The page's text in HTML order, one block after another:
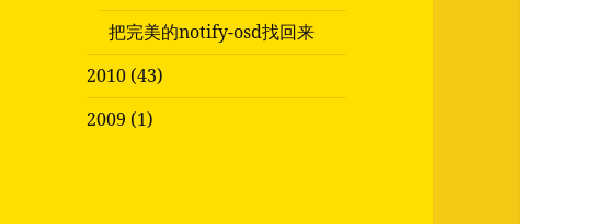
把完美的notify-osd找回来
2010 (43)
2009 (1)